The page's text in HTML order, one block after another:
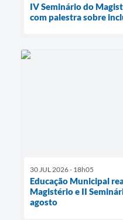
IV Seminário do
com palestra sobre
30 JUL 2026 - 18h05
Educação Municipal
Magistério e II
agosto